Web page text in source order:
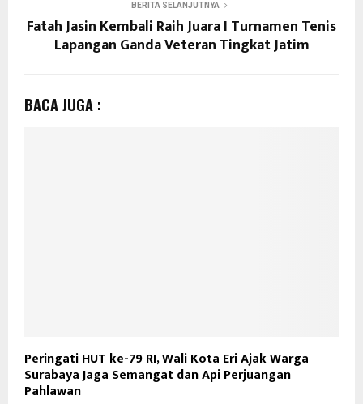
BERITA SELANJUTNYA
Fatah Jasin Kembali Raih Juara I Turnamen Tenis
Lapangan Ganda Veteran Tingkat Jatim
BACA JUGA :
Peringati HUT ke-79 RI, Wali Kota Eri Ajak Warga
Surabaya Jaga Semangat dan Api Perjuangan
Pahlawan